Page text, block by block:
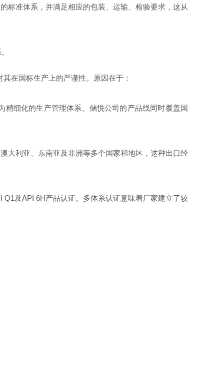
标准体系，并满足相应的包装、运输、检验要求，这从
在国标生产上的严谨性。原因在于：
细化的生产管理体系。储悦公司的产品线同时覆盖国
大利亚、东南亚及非洲等多个国家和地区，这种出口经
及API 6H产品认证。多体系认证意味着厂家建立了较